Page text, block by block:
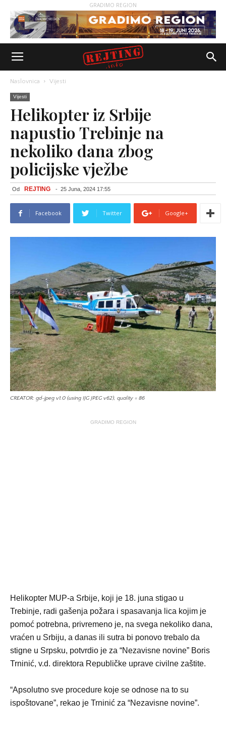
GRADIMO REGION
Naslovnica Vijesti
Vijesti
Helikopter iz Srbije
napustio Trebinje na
nekoliko dana zbog
policijske vježbe
Od REJTING - 25 Juna, 2024 17:55
Facebook Twitter Google+
CREATOR: gd-jpeg v1.0 (using IJG JPEG v62), quality = 86
GRADIMO REGION
Helikopter MUP-a Srbije, koji je 18. juna stigao u
Trebinje, radi gašenja požara i spasavanja lica kojim je
pomoć potrebna, privremeno je, na svega nekoliko dana,
vraćen u Srbiju, a danas ili sutra bi ponovo trebalo da
stigne u Srpsku, potvrdio je za “Nezavisne novine” Boris
Trninić, v.d. direktora Republičke uprave civilne zaštite.
“Apsolutno sve procedure koje se odnose na to su
ispoštovane”, rekao je Trninić za “Nezavisne novine”.